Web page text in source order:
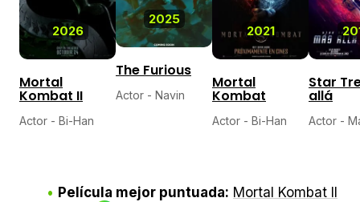
2026
Mortal
Kombat II
Actor - Bi-Han
2025
The Furious
Actor - Navin
2021
Mortal
Kombat
Actor - Bi-Han
Star
allá
Actor -
Película mejor puntuada: Mortal Kombat II